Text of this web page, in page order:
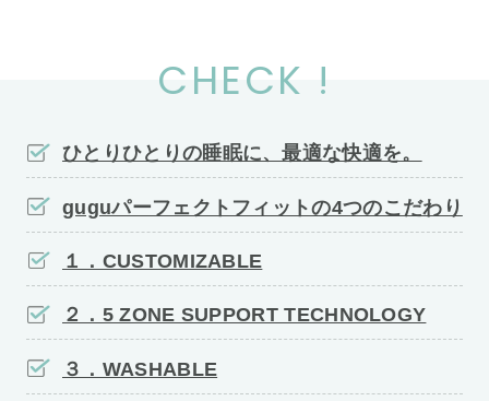
CHECK !
ひとりひとりの睡眠に、最適な快適を。
guguパーフェクトフィットの4つのこだわり
１．CUSTOMIZABLE
２．5 ZONE SUPPORT TECHNOLOGY
３．WASHABLE